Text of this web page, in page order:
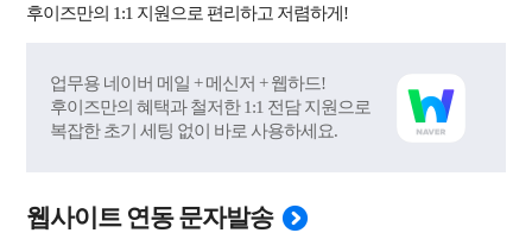
후이즈만의 1:1 지원으로 편리하고 저렴하게!
업무용 네이버 메일 + 메신저 + 웹하드!
후이즈만의 혜택과 철저한 1:1 전담 지원으로
복잡한 초기 세팅 없이 바로 사용하세요.
웹사이트 연동 문자발송